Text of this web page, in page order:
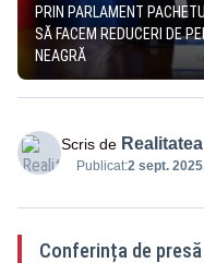
PRIN PARLAMENT
SĂ FACEM REDUCERI DE
NEAGRĂ
Scris de
Publicat:2 sept.
Conferința de